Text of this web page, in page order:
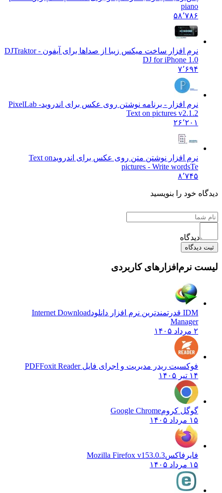
piano
۵۸٬۷۸۶
نرم افزار ساخت میکس زیبا از صداها برای آیفون - DJTraktor
DJ for iPhone 1.0
۷٬۶۹۴
نرم افزار - برنامه نوشتن روی عکس برای اندروید PixelLab -
Text on pictures v2.1.2
۲۶٬۲۰۱
نرم افزار نوشتن متن روی عکس برای اندروید Text on
pictures - Write wordsTe
۸٬۷۴۵
خود را بنویسید
دیدگاه
دیدگاه
نرم‌افزارهای کاربردی
IDM قدرتمندترین نرم افزار دانلود
Internet Download
Manager
فوکسیت ریدر مدیریت و اجرای فایل PDFFoxit Reader
گوگل کرومGoogle Chrome
فایرفاکسMozilla Firefox v153.0.3